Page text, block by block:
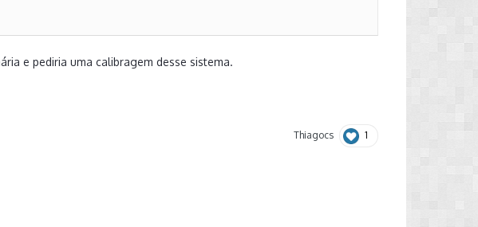
e pediria uma calibragem desse sistema.
Thiagocs 1